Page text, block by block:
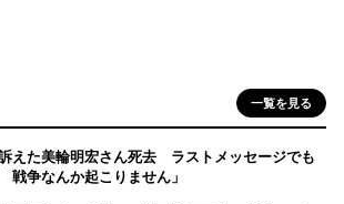
一覧を見る
えた美輪明宏さん死去 ラストメッセージでも
争なんか起こりません」